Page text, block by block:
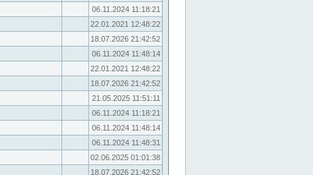
06.11.2024 11:18:21
22.01.2021 12:48:22
18.07.2026 21:42:52
06.11.2024 11:48:14
22.01.2021 12:48:22
18.07.2026 21:42:52
21.05.2025 11:51:11
06.11.2024 11:18:21
06.11.2024 11:48:14
06.11.2024 11:48:31
02.06.2025 01:01:38
18.07.2026 21:42:52